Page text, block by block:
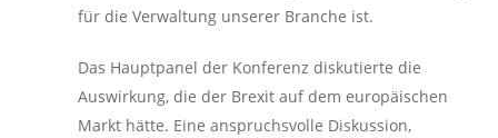
für die Verwaltung unserer Branche ist.
Das Hauptpanel der Konferenz diskutierte die
Auswirkung, die der Brexit auf dem europäischen
Markt hätte. Eine anspruchsvolle Diskussion,